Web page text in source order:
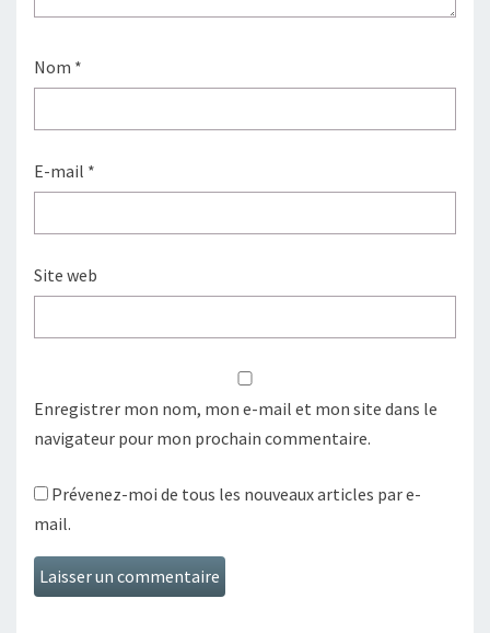
Nom *
E-mail *
Site web
Enregistrer mon nom, mon e-mail et mon site dans le
navigateur pour mon prochain commentaire.
Prévenez-moi de tous les nouveaux articles par e-
mail.